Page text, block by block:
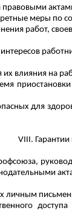
меры по
работ,
влияния на
для
VIII.
личным